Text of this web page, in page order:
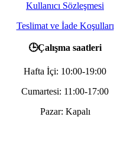
Kullanıcı Sözleşmesi
Teslimat ve İade Koşulları
🕒Çalışma saatleri
Hafta İçi: 10:00-19:00
Cumartesi: 11:00-17:00
Pazar: Kapalı